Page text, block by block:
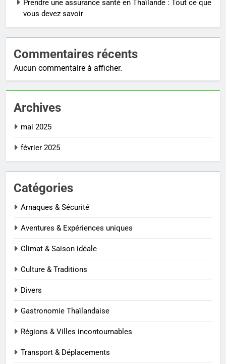
Prendre une assurance santé en Thaïlande : Tout ce que
vous devez savoir
Commentaires récents
Aucun commentaire à afficher.
Archives
mai 2025
février 2025
Catégories
Arnaques & Sécurité
Aventures & Expériences uniques
Climat & Saison idéale
Culture & Traditions
Divers
Gastronomie Thaïlandaise
Régions & Villes incontournables
Transport & Déplacements